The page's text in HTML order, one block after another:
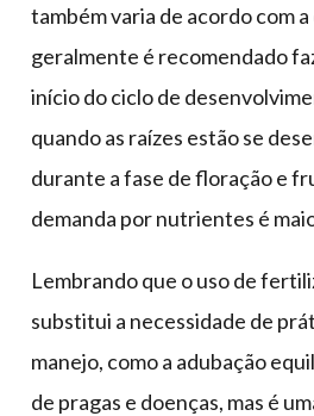
também varia de acordo com
geralmente é recomendado
início do ciclo de
quando as raízes estão se
durante a fase de floração e
demanda por nutrientes é
Lembrando que o uso de
substitui a necessidade de
manejo, como a adubação
de pragas e doenças, mas é